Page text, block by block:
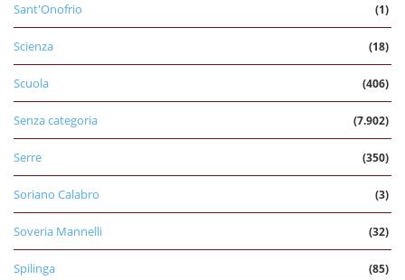
Sant'Onofrio (1)
Scienza (18)
Scuola (406)
Senza categoria (7.902)
Serre (350)
Soriano Calabro (3)
Soveria Mannelli (32)
Spilinga (85)